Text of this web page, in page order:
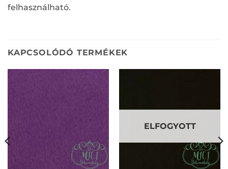
felhasználható.
KAPCSOLÓDÓ TERMÉKEK
ELFOGYOTT